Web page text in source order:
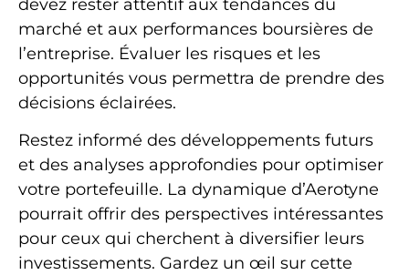
devez rester attentif aux tendances du
marché et aux performances boursières de
l’entreprise. Évaluer les risques et les
opportunités vous permettra de prendre des
décisions éclairées.
Restez informé des développements futurs
et des analyses approfondies pour optimiser
votre portefeuille. La dynamique d’Aerotyne
pourrait offrir des perspectives intéressantes
pour ceux qui cherchent à diversifier leurs
investissements. Gardez un œil sur cette